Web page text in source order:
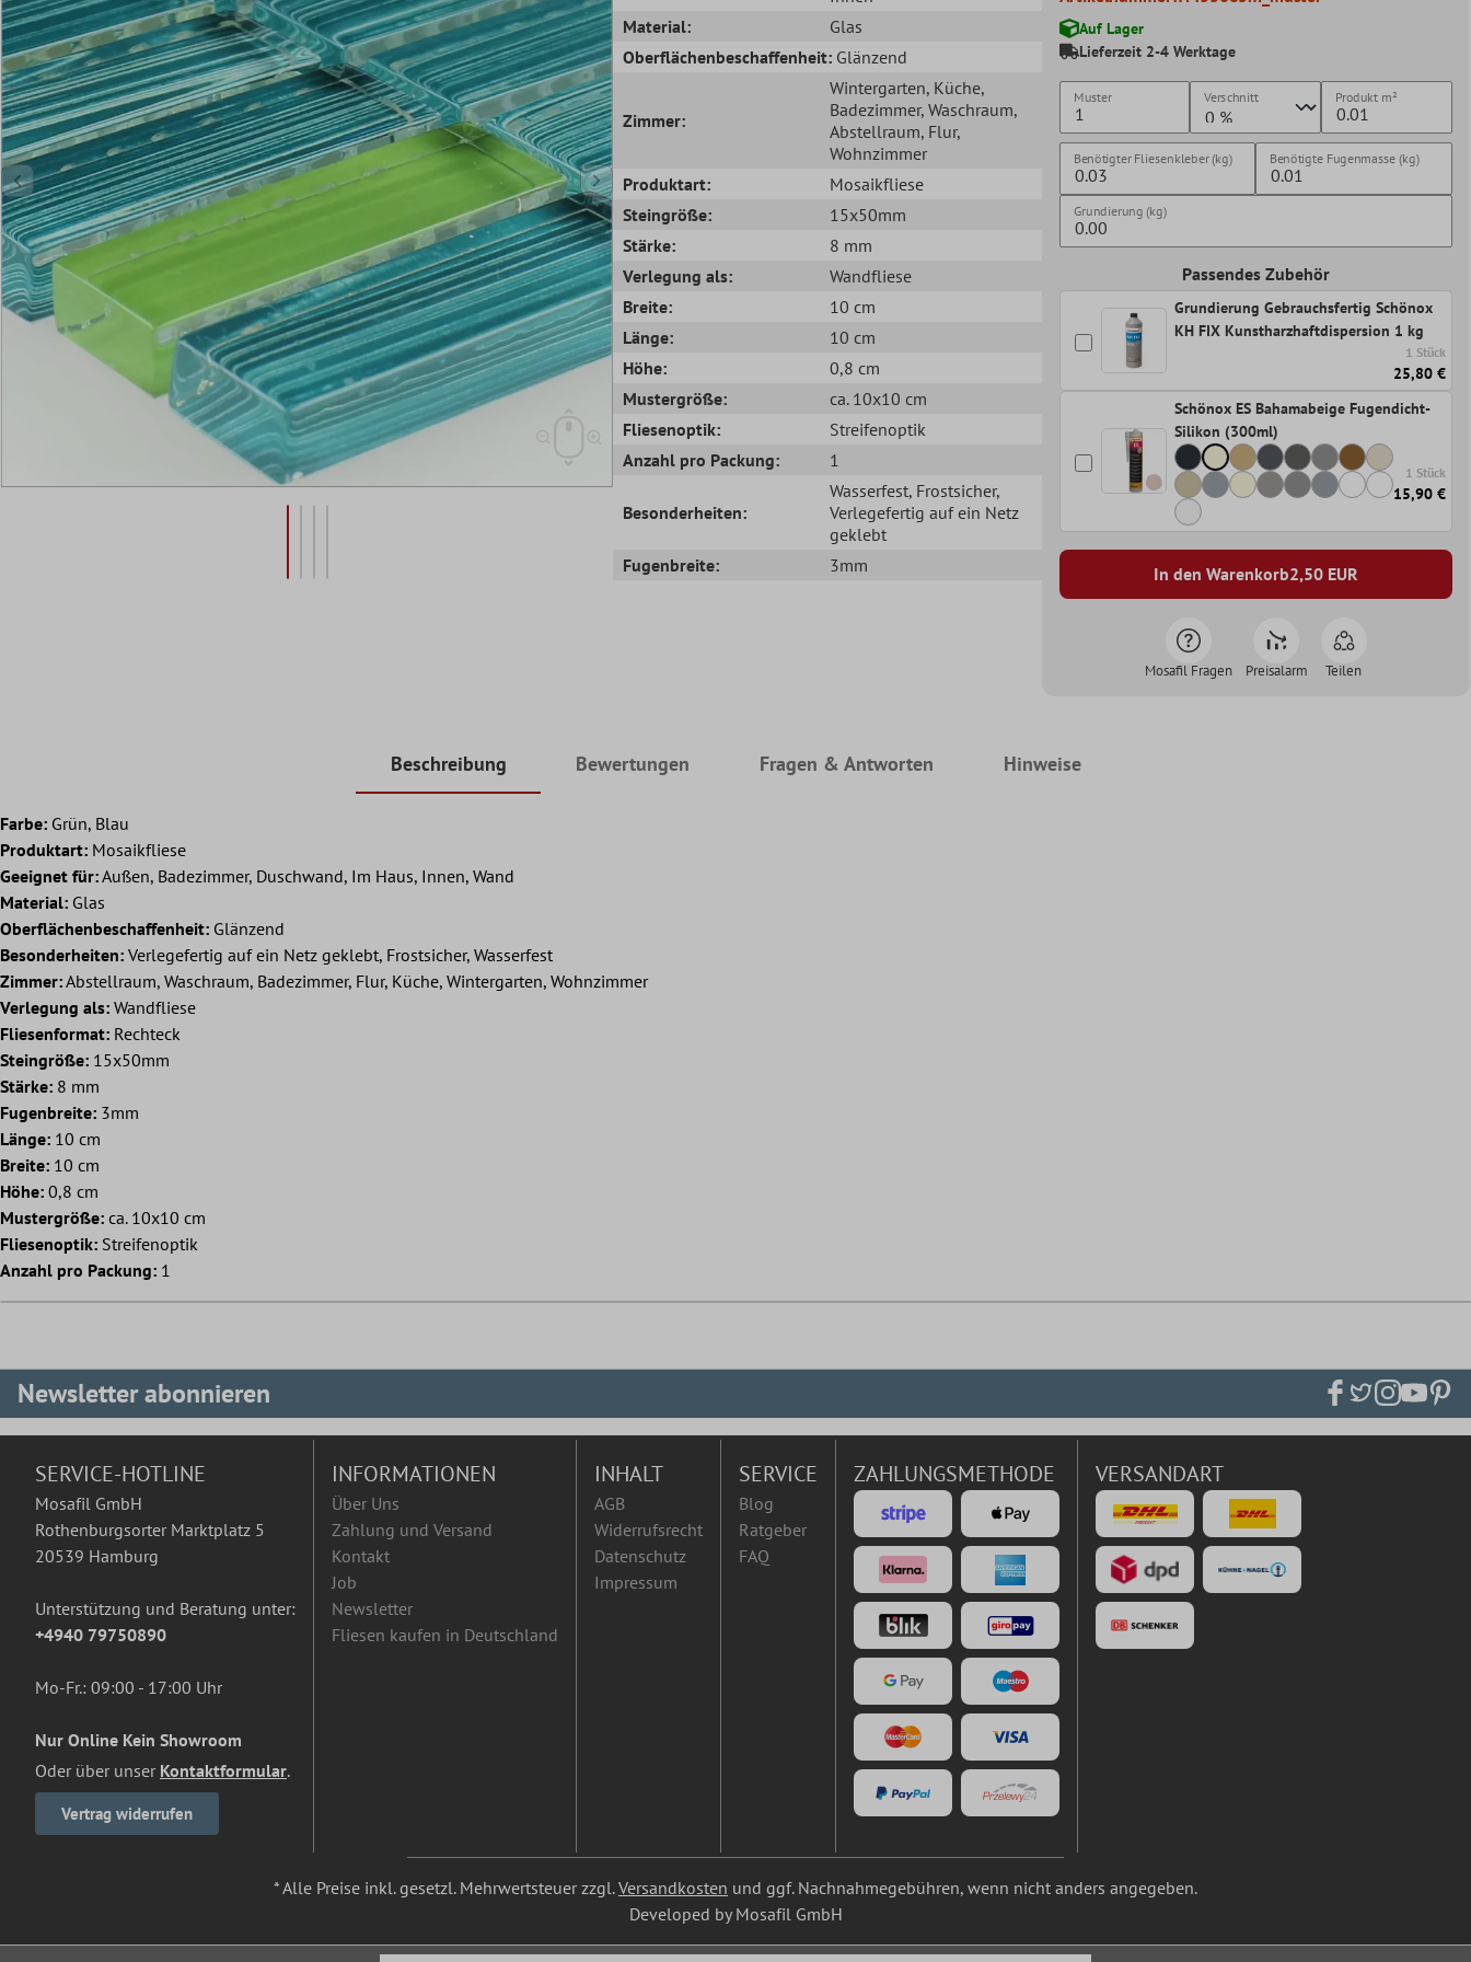
Material:
Glas
Oberflächenbeschaffenheit: Glänzend
Zimmer:
Wintergarten, Küche,
Badezimmer, Waschraum,
Abstellraum, Flur,
Wohnzimmer
Produktart:
Mosaikfliese
Steingröße:
15x50mm
Stärke:
8 mm
Verlegung als:
Wandfliese
Breite:
10 cm
Länge:
10 cm
Höhe:
0,8 cm
Mustergröße:
ca. 10x10 cm
Fliesenoptik:
Streifenoptik
Anzahl pro Packung:
1
Besonderheiten:
Wasserfest, Frostsicher,
Verlegefertig auf ein Netz
geklebt
Fugenbreite:
3mm
Auf Lager
Lieferzeit 2-4 Werktage
Muster Verschnitt Produkt m²
Benötigter Fliesenkleber (kg) Benötigte Fugenmasse (kg)
Grundierung (kg)
Passendes Zubehör
Grundierung Gebrauchsfertig Schönox
KH FIX Kunstharzhaftdispersion 1 kg
1 Stück
25,80 €
Schönox ES Bahamabeige Fugendicht-
Silikon (300ml)
1 Stück
15,90 €
In den Warenkorb2,50EUR
Mosafil Fragen Preisalarm Teilen
Beschreibung Bewertungen Fragen & Antworten Hinweise
Farbe: Grün, Blau
Produktart: Mosaikfliese
Geeignet für:Außen, Badezimmer, Duschwand, Im Haus, Innen, Wand
Material: Glas
Oberflächenbeschaffenheit: Glänzend
Besonderheiten: Verlegefertig auf ein Netz geklebt, Frostsicher, Wasserfest
Zimmer:Abstellraum, Waschraum, Badezimmer, Flur, Küche, Wintergarten, Wohnzimmer
Verlegung als: Wandfliese
Fliesenformat: Rechteck
Steingröße: 15x50mm
Stärke: 8 mm
Fugenbreite: 3mm
Länge: 10 cm
Breite: 10 cm
Höhe: 0,8 cm
Mustergröße: ca. 10x10 cm
Fliesenoptik: Streifenoptik
Anzahl pro Packung: 1
Newsletter abonnieren
SERVICE-HOTLINE
Mosafil GmbH
Rothenburgsorter Marktplatz 5
20539 Hamburg
Unterstützung und Beratung unter:
+4940 79750890
Mo-Fr.: 09:00 - 17:00 Uhr
Nur Online Kein Showroom
Oder über unser Kontaktformular.
Vertrag widerrufen
INFORMATIONEN
Über Uns
Zahlung und Versand
Kontakt
Job
Newsletter
Fliesen kaufen in Deutschland
INHALT
AGB
Widerrufsrecht
Datenschutz
Impressum
SERVICE
Blog
Ratgeber
FAQ
ZAHLUNGSMETHODE VERSANDART
* Alle Preise inkl. gesetzl. Mehrwertsteuer zzgl.Versandkosten und ggf. Nachnahmegebühren, wenn nicht anders angegeben.
Developed by Mosafil GmbH